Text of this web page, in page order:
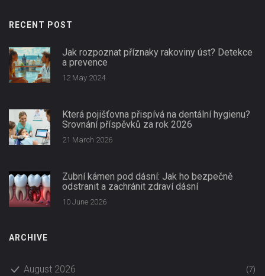
RECENT POST
Jak rozpoznat příznaky rakoviny úst? Detekce
a prevence
12 May 2024
Která pojišťovna přispívá na dentální hygienu?
Srovnání příspěvků za rok 2026
21 March 2026
Zubní kámen pod dásní: Jak ho bezpečně
odstranit a zachránit zdraví dásní
10 June 2026
ARCHIVE
August 2026 (7)